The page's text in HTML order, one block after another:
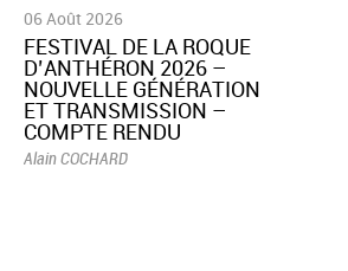
06 Août 2026
​FESTIVAL DE LA ROQUE
D’ANTHÉRON 2026 –
NOUVELLE GÉNÉRATION
ET TRANSMISSION –
COMPTE RENDU
Alain COCHARD